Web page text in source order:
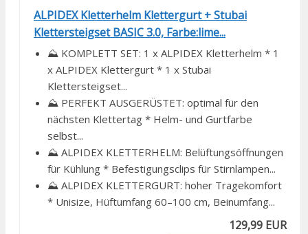
ALPIDEX Kletterhelm Klettergurt + Stubai
Klettersteigset BASIC 3.0, Farbe:lime...
⛰️ KOMPLETT SET: 1 x ALPIDEX Kletterhelm * 1
x ALPIDEX Klettergurt * 1 x Stubai
Klettersteigset...
⛰️ PERFEKT AUSGERÜSTET: optimal für den
nächsten Klettertag * Helm- und Gurtfarbe
selbst...
⛰️ ALPIDEX KLETTERHELM: Belüftungsöffnungen
für Kühlung * Befestigungsclips für Stirnlampen...
⛰️ ALPIDEX KLETTERGURT: hoher Tragekomfort
* Unisize, Hüftumfang 60–100 cm, Beinumfang...
129,99 EUR